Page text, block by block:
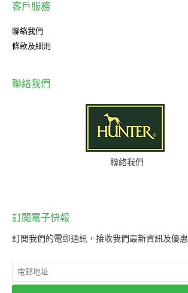
客戶服務
聯絡我們
條款及細則
聯絡我們
聯絡我們
訂閱電子快報
訂閲我們的電郵通訊，接收我們最新資訊及優惠